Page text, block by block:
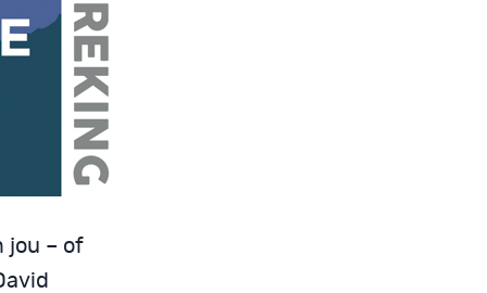
jou – of